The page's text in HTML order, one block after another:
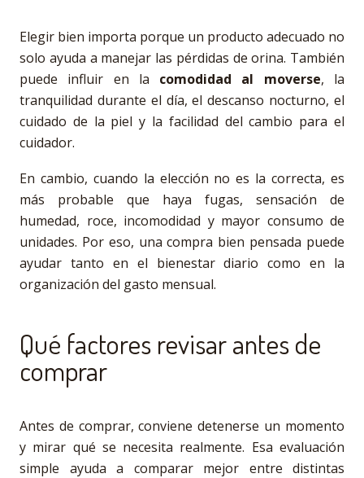
Elegir bien importa porque un producto adecuado no
solo ayuda a manejar las pérdidas de orina. También
puede influir en la comodidad al moverse, la
tranquilidad durante el día, el descanso nocturno, el
cuidado de la piel y la facilidad del cambio para el
cuidador.
En cambio, cuando la elección no es la correcta, es
más probable que haya fugas, sensación de
humedad, roce, incomodidad y mayor consumo de
unidades. Por eso, una compra bien pensada puede
ayudar tanto en el bienestar diario como en la
organización del gasto mensual.
Qué factores revisar antes de
comprar
Antes de comprar, conviene detenerse un momento
y mirar qué se necesita realmente. Esa evaluación
simple ayuda a comparar mejor entre distintas